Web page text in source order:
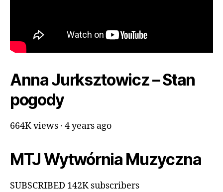
Anna Jurksztowicz – Stan
pogody
664K views · 4 years ago
MTJ Wytwórnia Muzyczna
SUBSCRIBED 142K subscribers